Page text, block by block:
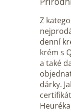
Z
denní
krém s
a také
dárky.